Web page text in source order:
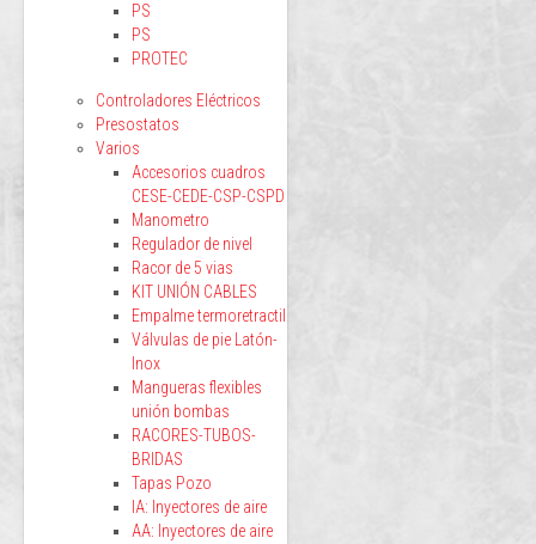
PS
PS
PROTEC
Controladores Eléctricos
Presostatos
Varios
Accesorios cuadros
CESE-CEDE-CSP-CSPD
Manometro
Regulador de nivel
Racor de 5 vias
KIT UNIÓN CABLES
Empalme termoretractil
Válvulas de pie Latón-
Inox
Mangueras flexibles
unión bombas
RACORES-TUBOS-
BRIDAS
Tapas Pozo
IA: Inyectores de aire
AA: Inyectores de aire